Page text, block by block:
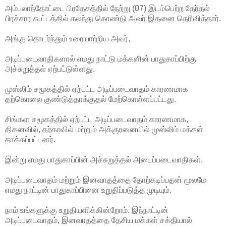
அம்பலாந்தோட்டை பிரதேசத்தில் நேற்று (07) இடம்பெற்ற தேர்தல்
பிரச்சார கூட்டத்தில் கலந்து கொண்டு அவர் இதனை தெரிவித்தார்.
அங்கு தொடர்ந்தும் உரையாற்றிய அவர்,
அடிப்படைவாதிகளால் எமது நாட்டு மக்களின் பாதுகாப்பிற்கு
அச்சுறுத்தல் ஏற்பட்டுள்ளது.
முஸ்லிம் சமூகத்தில் ஏற்பட்ட அடிப்படைவாதம் காரணமாக
தற்கொலை குண்டுத்தாக்குதல் மேற்கொள்ளப்பட்டது.
சிங்கள சமூகத்தில் ஏற்பட்ட அடிப்படைவாதம் காரணமாக,
திகனவில், தர்காவில் மற்றும் அக்குரனையில் முஸ்லிம் மக்கள்
தாக்கப்பட்டனர்.
இன்று எமது பாதுகாப்பின் அச்சுறுத்தல் அடைப்படைவாதிகள்.
அடிப்படைவாதம் மற்றும் இனவாதத்தை தோற்கடிப்பதன் மூலமே
எமது நாட்டின் பாதுகாப்பினை உறுதிப்படுத்த முடியும்.
நாம் உங்களுக்கு உறுதியளிக்கின்றோம். இந்நாட்டின்
அடிப்படைவாதம், இனவாதத்தை தேசிய மக்கள் சக்தியால்